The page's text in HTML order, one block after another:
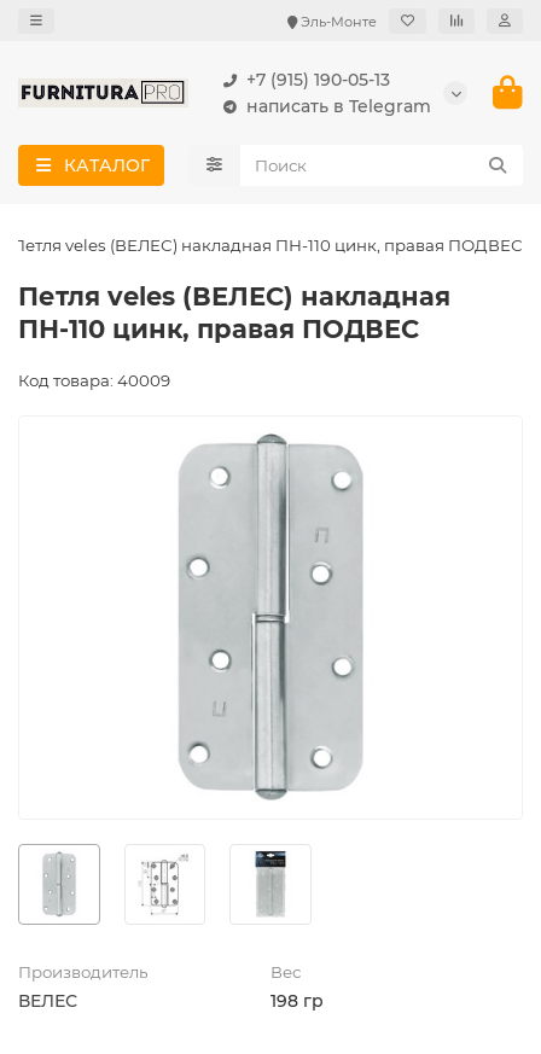
Эль-Монте
+7 (915) 190-05-13
написать в Telegram
КАТАЛОГ
Петля veles (ВЕЛЕС) накладная ПН-110 цинк, правая ПОДВЕС
Петля veles (ВЕЛЕС) накладная
ПН-110 цинк, правая ПОДВЕС
Код товара: 40009
Производитель
ВЕЛЕС
Вес
198 гр